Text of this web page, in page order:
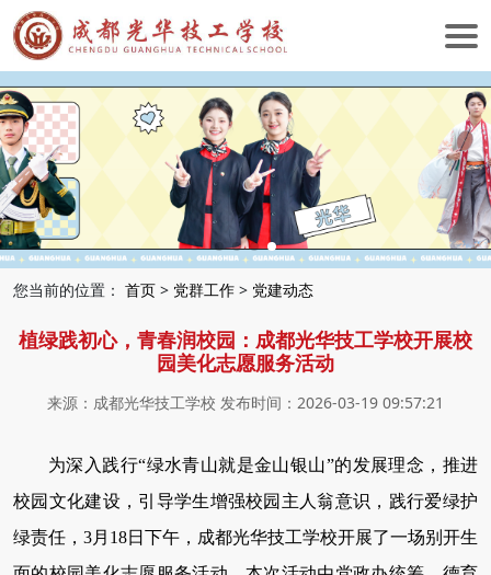
您当前的位置： 首页 > 党群工作 > 党建动态
植绿践初心，青春润校园：成都光华技工学校开展校
园美化志愿服务活动
来源：成都光华技工学校 发布时间：2026-03-19 09:57:21
为深入践行“绿水青山就是金山银山”的发展理念，推进
校园文化建设，引导学生增强校园主人翁意识，践行爱绿护
绿责任，3月18日下午，成都光华技工学校开展了一场别开生